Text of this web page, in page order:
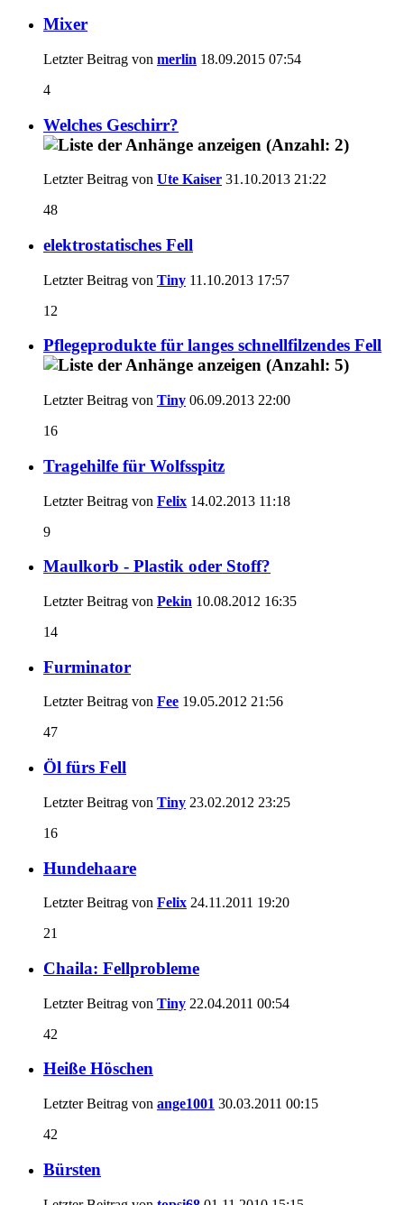
Mixer
Letzter Beitrag von merlin 18.09.2015 07:54
4
Welches Geschirr?
Letzter Beitrag von Ute Kaiser 31.10.2013 21:22
48
elektrostatisches Fell
Letzter Beitrag von Tiny 11.10.2013 17:57
12
Pflegeprodukte für langes schnellfilzendes Fell
Letzter Beitrag von Tiny 06.09.2013 22:00
16
Tragehilfe für Wolfsspitz
Letzter Beitrag von Felix 14.02.2013 11:18
9
Maulkorb - Plastik oder Stoff?
Letzter Beitrag von Pekin 10.08.2012 16:35
14
Furminator
Letzter Beitrag von Fee 19.05.2012 21:56
47
Öl fürs Fell
Letzter Beitrag von Tiny 23.02.2012 23:25
16
Hundehaare
Letzter Beitrag von Felix 24.11.2011 19:20
21
Chaila: Fellprobleme
Letzter Beitrag von Tiny 22.04.2011 00:54
42
Heiße Höschen
Letzter Beitrag von ange1001 30.03.2011 00:15
42
Bürsten